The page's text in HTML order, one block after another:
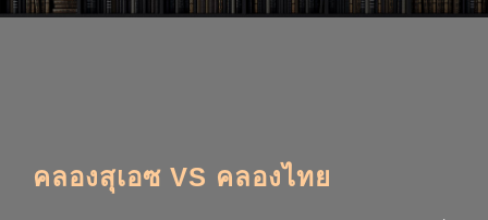
Larger
คลองสุเอซ VS คลองไทย